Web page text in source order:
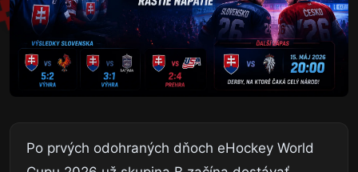
Po prvých odohraných dňoch eHockey World